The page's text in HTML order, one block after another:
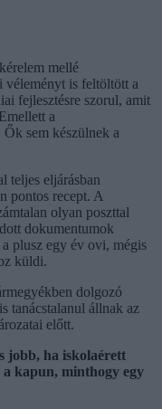
mellé
véleményt is feltöltött a
fejlesztésre szorul, amit
a
Ők sem készülnek a
teljes eljárásban
pontos recept. A
olyan poszttal
dokumentumok
plusz egy év ovi, mégis
küldi.
dolgozó
tanácstalanul állnak az
előtt.
jobb, ha iskolaérett
a kapun, minthogy egy